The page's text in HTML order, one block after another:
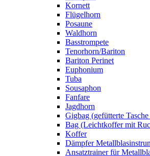
Kornett
Flügelhorn
Posaune
Waldhorn
Basstrompete
Tenorhorn/Bariton
Bariton Perinet
Euphonium
Tuba
Sousaphon
Fanfare
Jagdhorn
Gigbag (gefütterte
Bag (Leichtkoffer mit
Koffer
Dämpfer
Ansatztrainer für